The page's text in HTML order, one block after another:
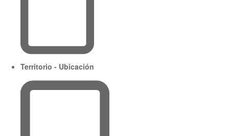
Territorio - Ubicación